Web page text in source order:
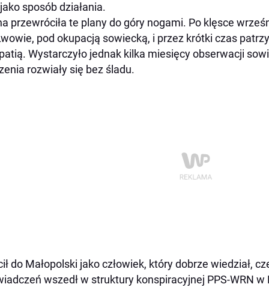
sposób działania.
przewróciła te plany do góry nogami. Po klęsce
pod okupacją sowiecką, i przez krótki czas
Wystarczyło jednak kilka miesięcy obserwacji
rozwiały się bez śladu.
do Małopolski jako człowiek, który dobrze wiedział,
wszedł w struktury konspiracyjnej PPS-WRN w